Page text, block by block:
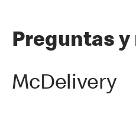
Preguntas
McDelivery